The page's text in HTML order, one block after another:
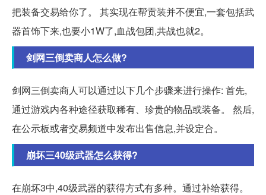
把装备交易给你了。 其实现在帮贡装并不便宜,一套包括武
器首饰下来,也要小1W了,血战包团,共战也就2。
剑网三倒卖商人怎么做?
剑网三倒卖商人可以通过以下几个步骤来进行操作: 首先,
通过游戏内各种途径获取稀有、珍贵的物品或装备。 然后,
在公示板或者交易频道中发布出售信息,并设定合。
崩坏三40级武器怎么获得?
在崩坏3中,40级武器的获得方式有多种。通过补给获得。